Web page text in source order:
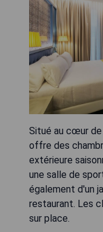
Situé au cœur
offre des
extérieure
une salle de
également d'un
restaurant. Les
sur place.